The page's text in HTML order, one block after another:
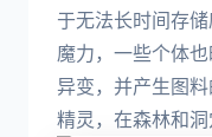
于无法长时间存
魔力，一些个体
异变，并产生图
精灵，在森林和洞